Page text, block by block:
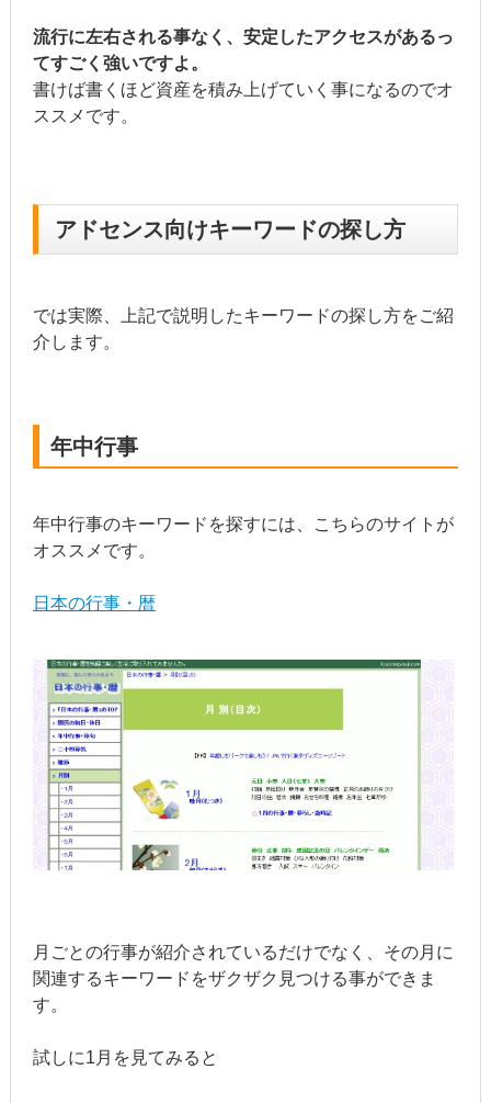
流行に左右される事なく、安定したアクセスがあるっ
てすごく強いですよ。
書けば書くほど資産を積み上げていく事になるのでオ
ススメです。
アドセンス向けキーワードの探し方
では実際、上記で説明したキーワードの探し方をご紹
介します。
年中行事
年中行事のキーワードを探すには、こちらのサイトが
オススメです。
日本の行事・暦
月ごとの行事が紹介されているだけでなく、その月に
関連するキーワードをザクザク見つける事ができま
す。
試しに1月を見てみると